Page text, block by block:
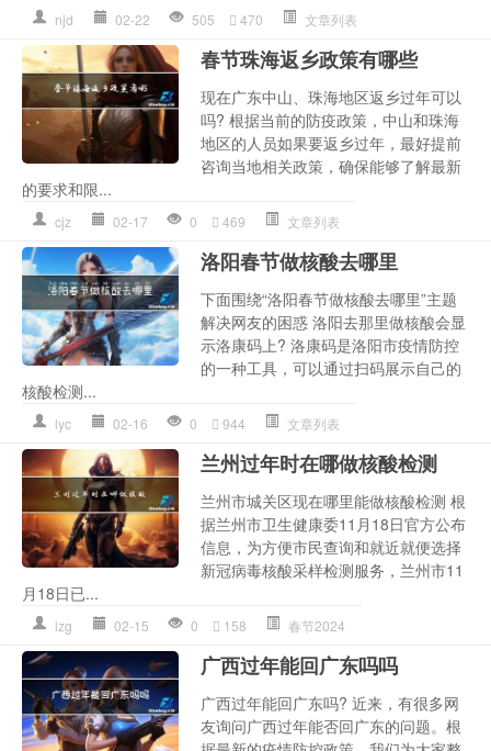
njd 02-22 505 470 文章列表
春节珠海返乡政策有哪些
现在广东中山、珠海地区返乡过年可以
吗? 根据当前的防疫政策，中山和珠海
地区的人员如果要返乡过年，最好提前
咨询当地相关政策，确保能够了解最新
的要求和限...
cjz 02-17 0 469 文章列表
洛阳春节做核酸去哪里
下面围绕“洛阳春节做核酸去哪里”主题
解决网友的困惑 洛阳去那里做核酸会显
示洛康码上? 洛康码是洛阳市疫情防控
的一种工具，可以通过扫码展示自己的
核酸检测...
lyc 02-16 0 944 文章列表
兰州过年时在哪做核酸检测
兰州市城关区现在哪里能做核酸检测 根
据兰州市卫生健康委11月18日官方公布
信息，为方便市民查询和就近就便选择
新冠病毒核酸采样检测服务，兰州市11
月18日已...
lzg 02-15 0 158 春节2024
广西过年能回广东吗吗
广西过年能回广东吗? 近来，有很多网
友询问广西过年能否回广东的问题。根